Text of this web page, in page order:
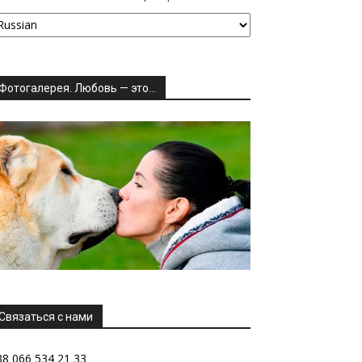
Любовь — это…
с нами
066 534 21 33